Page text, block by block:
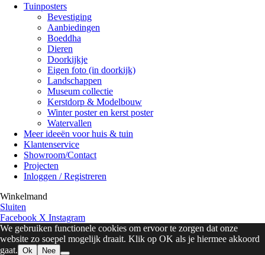
Tuinposters
Bevestiging
Aanbiedingen
Boeddha
Dieren
Doorkijkje
Eigen foto (in doorkijk)
Landschappen
Museum collectie
Kerstdorp & Modelbouw
Winter poster en kerst poster
Watervallen
Meer ideeën voor huis & tuin
Klantenservice
Showroom/Contact
Projecten
Inloggen / Registreren
Winkelmand
Sluiten
Facebook X Instagram
We gebruiken functionele cookies om ervoor te zorgen dat onze
website zo soepel mogelijk draait. Klik op OK als je hiermee akkoord
gaat. Ok Nee